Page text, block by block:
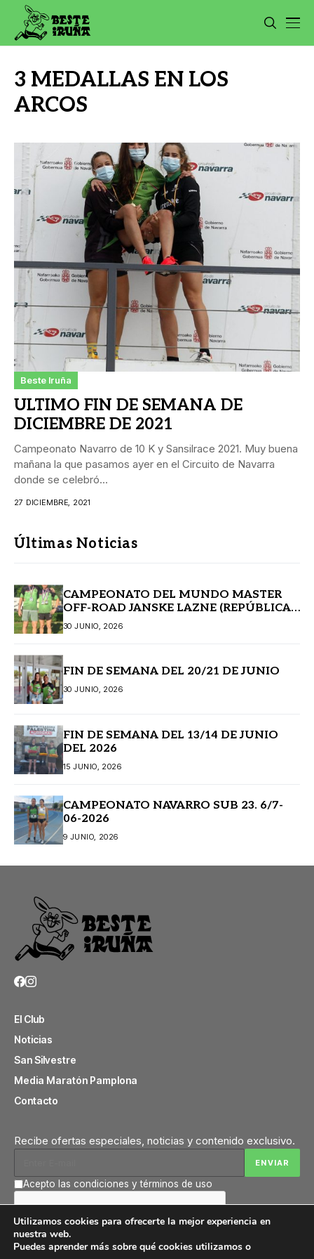
3 MEDALLAS EN LOS
ARCOS
Beste Iruña
ULTIMO FIN DE SEMANA DE
DICIEMBRE DE 2021
Campeonato Navarro de 10 K y Sansilrace 2021. Muy buena
mañana la que pasamos ayer en el Circuito de Navarra
donde se celebró...
27 DICIEMBRE, 2021
Últimas Noticias
CAMPEONATO DEL MUNDO MASTER
OFF-ROAD JANSKE LAZNE (REPÚBLICA
CHECA)
30 JUNIO, 2026
FIN DE SEMANA DEL 20/21 DE JUNIO
30 JUNIO, 2026
FIN DE SEMANA DEL 13/14 DE JUNIO
DEL 2026
15 JUNIO, 2026
CAMPEONATO NAVARRO SUB 23. 6/7-
06-2026
9 JUNIO, 2026
El Club
Noticias
San Silvestre
Media Maratón Pamplona
Contacto
Recibe ofertas especiales, noticias y contenido exclusivo.
Acepto las condiciones y términos de uso
Utilizamos cookies para ofrecerte la mejor experiencia en
nuestra web.
Puedes aprender más sobre qué cookies utilizamos o